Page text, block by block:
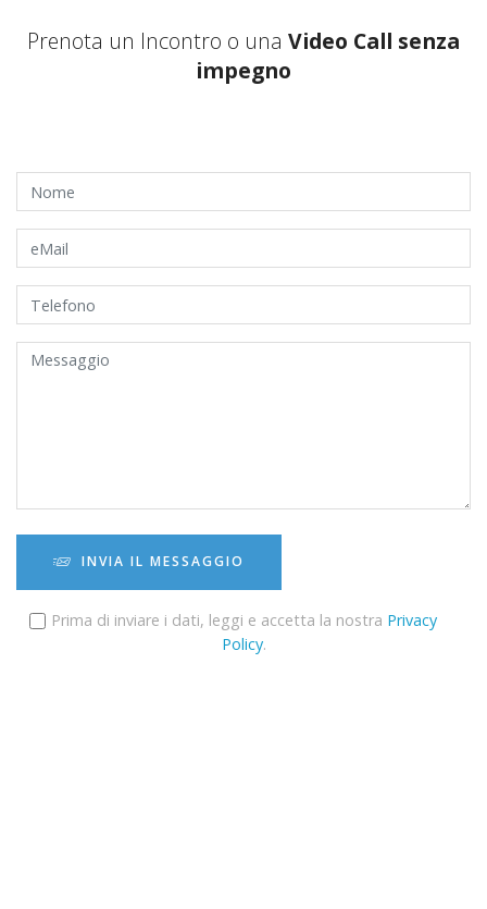
Prenota un Incontro o una Video Call senza
impegno
INVIA IL MESSAGGIO
Prima di inviare i dati, leggi e accetta la nostra Privacy
Policy.